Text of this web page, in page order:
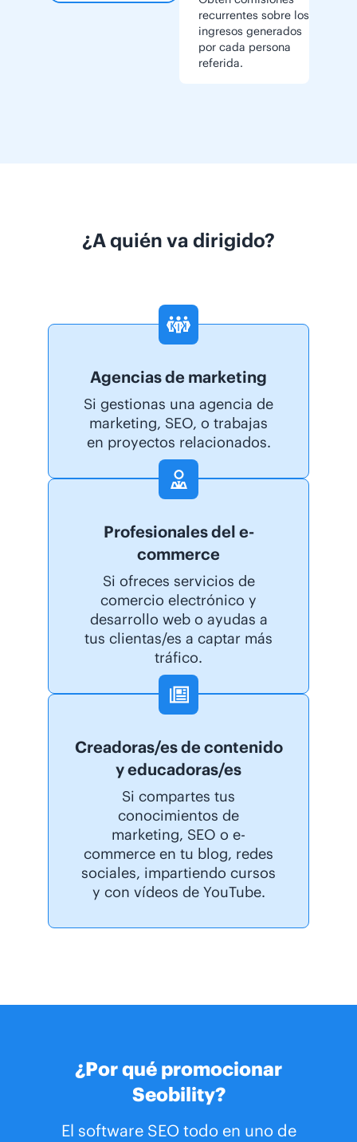
recurrentes sobre los
ingresos generados
por cada persona
referida.
¿A quién va dirigido?
Agencias de marketing
Si gestionas una agencia de
marketing, SEO, o trabajas
en proyectos relacionados.
Profesionales del e-
commerce
Si ofreces servicios de
comercio electrónico y
desarrollo web o ayudas a
tus clientas/es a captar más
tráfico.
Creadoras/es de contenido
y educadoras/es
Si compartes tus
conocimientos de
marketing, SEO o e-
commerce en tu blog, redes
sociales, impartiendo cursos
y con vídeos de YouTube.
¿Por qué promocionar
Seobility?
El software SEO todo en uno de